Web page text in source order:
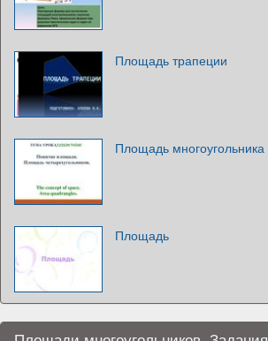
Площадь трапеции
Площадь многоугольника
Площадь